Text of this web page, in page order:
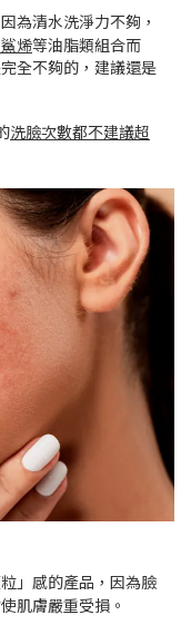
因為清水洗淨力不夠，
烯等油脂類組合而
全不夠的，建議還是
洗臉次數都不建議超
」感的產品，因為臉
肌膚嚴重受損。